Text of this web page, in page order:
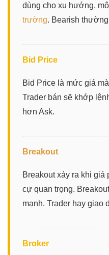
dùng cho xu hướng,
trường. Bearish
Bid Price
Bid Price là mức giá
Trader bán sẽ khớp
hơn Ask.
Breakout
Breakout xảy ra khi
cự quan trọng.
mạnh. Trader hay giao
Broker